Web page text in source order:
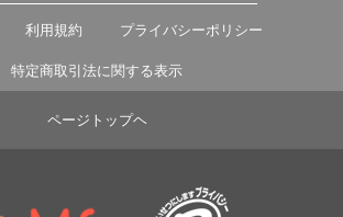
利用規約 プライバシーポリシー
特定商取引法に関する表示
ページトップヘ